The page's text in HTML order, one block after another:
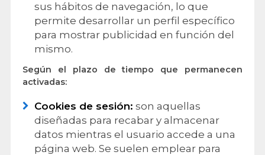
sus hábitos de navegación, lo que
permite desarrollar un perfil específico
para mostrar publicidad en función del
mismo.
Según el plazo de tiempo que permanecen
activadas:
Cookies de sesión: son aquellas
diseñadas para recabar y almacenar
datos mientras el usuario accede a una
página web. Se suelen emplear para